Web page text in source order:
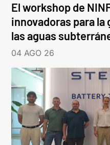
El workshop de
innovadoras para
las aguas
04 AGO 26